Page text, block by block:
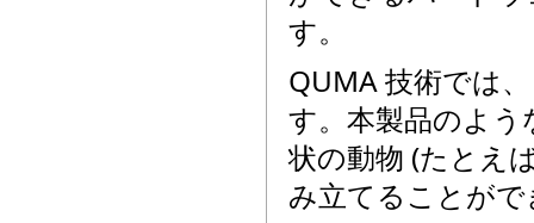
す。
QUMA 技術では
す。本製品のよ
状の動物 (たとえ
み立てることが